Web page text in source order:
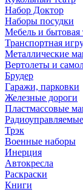
Набор Доктор
Наборы посудки
Мебель и бытовая
Транспортная
Металлические
Вертолеты и
Брудер
Гаражи, парковки
Железные дороги
Пластмассовые
Трэк
Военные наборы
Инерция
Автокресла
Раскраски
Книги